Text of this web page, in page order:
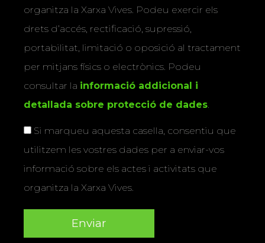
organitza la Xarxa Vives. Podeu exercir els
drets d’accés, rectificació, supressió,
portabilitat, limitació o oposició al tractament
per mitjans físics o electrònics. Podeu
consultar la informació addicional i
detallada sobre protecció de dades.
Si marqueu aquesta casella, consentiu que
utilitzem les vostres dades per a enviar-vos
informació sobre els actes i activitats que
organitza la Xarxa Vives.